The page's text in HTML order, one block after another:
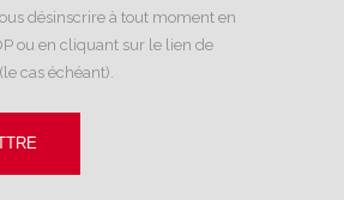
désinscrire à tout moment en
ou en cliquant sur le lien de
cas échéant).